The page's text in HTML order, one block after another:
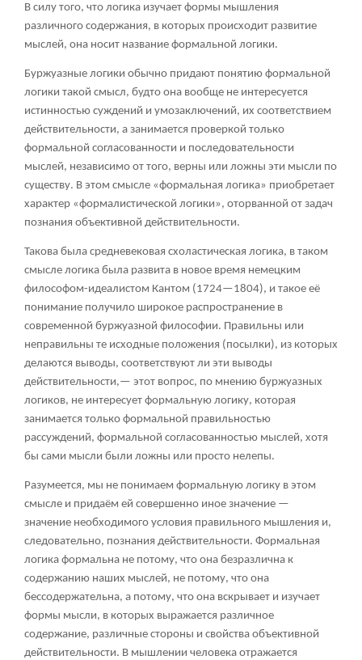
В силу того, что логика изучает формы мышления
различного содержания, в которых происходит развитие
мыслей, она носит название формальной логики.
Буржуазные логики обычно придают понятию формальной
логики такой смысл, будто она вообще не интересуется
истинностью суждений и умозаключений, их соответствием
действительности, а занимается проверкой только
формальной согласованности и последовательности
мыслей, независимо от того, верны или ложны эти мысли по
существу. В этом смысле «формальная логика» приобретает
характер «формалистической логики», оторванной от задач
познания объективной действительности.
Такова была средневековая схоластическая логика, в таком
смысле логика была развита в новое время немецким
философом-идеалистом Кантом (1724—1804), и такое её
понимание получило широкое распространение в
современной буржуазной философии. Правильны или
неправильны те исходные положения (посылки), из которых
делаются выводы, соответствуют ли эти выводы
действительности,— этот вопрос, по мнению буржуазных
логиков, не интересует формальную логику, которая
занимается только формальной правильностью
рассуждений, формальной согласованностью мыслей, хотя
бы сами мысли были ложны или просто нелепы.
Разумеется, мы не понимаем формальную логику в этом
смысле и придаём ей совершенно иное значение —
значение необходимого условия правильного мышления и,
следовательно, познания действительности. Формальная
логика формальна не потому, что она безразлична к
содержанию наших мыслей, не потому, что она
бессодержательна, а потому, что она вскрывает и изучает
формы мысли, в которых выражается различное
содержание, различные стороны и свойства объективной
действительности. В мышлении человека отражается